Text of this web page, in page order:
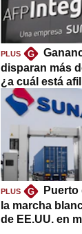
PLUS G
disparan más
¿a cuál está
PLUS G
Puerto
la marcha
de EE.UU. en